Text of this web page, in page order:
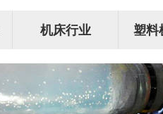
机床行业 塑料